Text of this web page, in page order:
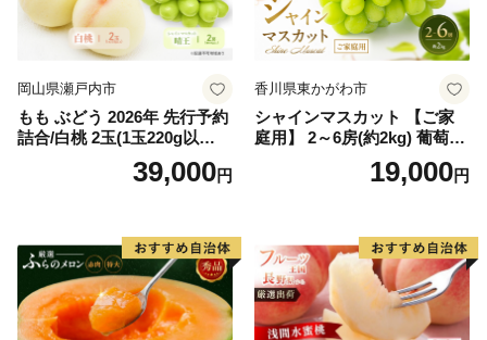
岡山県瀬戸内市
もも ぶどう 2026年 先行予約
詰合/白桃 2玉(1玉220g以
上)・シャインマスカット 晴
39,000円
香川県東かがわ市
シャインマスカット 【ご家
庭用】 2～6房(約2kg) 葡萄 ぶ
どう ブドウ フルーツ 果物 く
だもの 果実 旬の果物 旬のフ
19,000円